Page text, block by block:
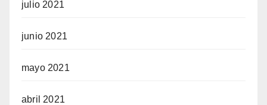
julio 2021
junio 2021
mayo 2021
abril 2021